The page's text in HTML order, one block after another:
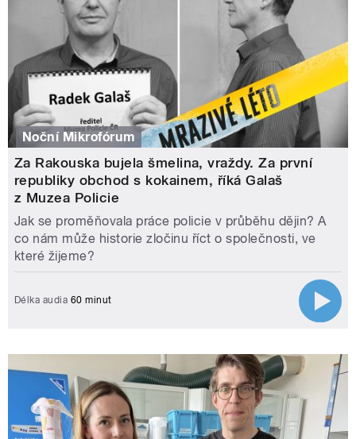
Noční Mikrofórum
Za Rakouska bujela šmelina, vraždy. Za první
republiky obchod s kokainem, říká Galaš
z Muzea Policie
Jak se proměňovala práce policie v průběhu dějin? A
co nám může historie zločinu říct o společnosti, ve
které žijeme?
Délka audia 60 minut